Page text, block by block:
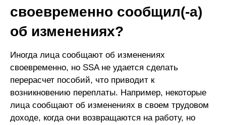
своевременно сообщил(-а)
об изменениях?
Иногда лица сообщают об изменениях
своевременно, но SSA не удается сделать
перерасчет пособий, что приводит к
возникновению переплаты. Например, некоторые
лица сообщают об изменениях в своем трудовом
доходе, когда они возвращаются на работу, но